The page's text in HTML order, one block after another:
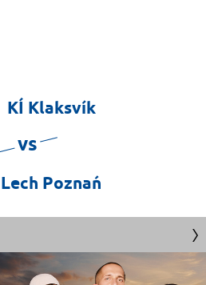
KÍ Klaksvík
vs
Lech Poznań